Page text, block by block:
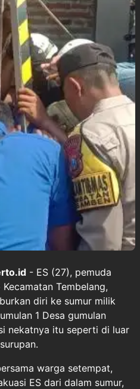
- ES (27), pemuda
Tembelang,
diri ke sumur milik
1 Desa gumulan
nekatnya itu seperti di luar
warga setempat,
ES dari dalam sumur,